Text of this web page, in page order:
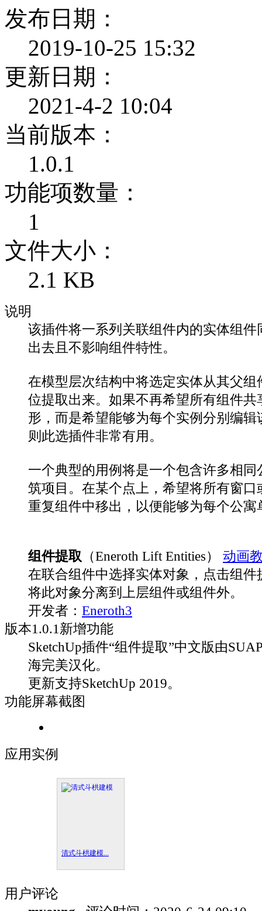
发布日期：
2019-10-25 15:32
更新日期：
2021-4-2 10:04
当前版本：
1.0.1
功能项数量：
1
文件大小：
2.1 KB
说明
该插件将一系列关联组件内的实体组件
出去且不影响组件特性。
在模型层次结构中将选定实体从其父组
位提取出来。如果不再希望所有组件共
形，而是希望能够为每个实例分别编辑
则此选插件非常有用。
一个典型的用例将是一个包含许多相同
筑项目。在某个点上，希望将所有窗口
重复组件中移出，以便能够为每个公寓
组件提取 （Eneroth Lift Entities）
动画
在联合组件中选择实体对象，点击组件
将此对象分离到上层组件或组件外。
开发者： Eneroth3
版本1.0.1 新增功能
SketchUp插件“组件提取”中文版由
海完美汉化。
更新支持SketchUp 2019。
功能屏幕截图
应用实例
清式斗栱建模...
用户评论